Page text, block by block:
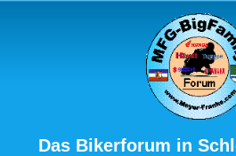
Das Bikerforum in